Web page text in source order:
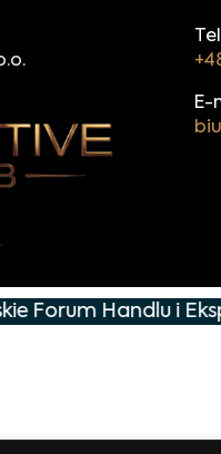
E-
Forum Handlu i